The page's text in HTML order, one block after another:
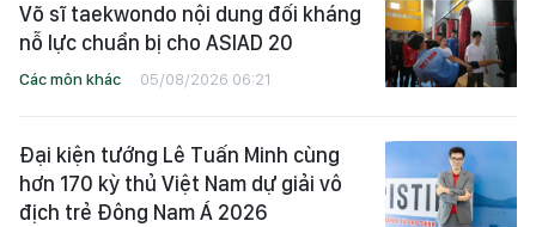
Võ sĩ taekwondo nội dung đối kháng
nỗ lực chuẩn bị cho ASIAD 20
Các môn khác 05/08/2026 06:21
Đại kiện tướng Lê Tuấn Minh cùng
hơn 170 kỳ thủ Việt Nam dự giải vô
địch trẻ Đông Nam Á 2026